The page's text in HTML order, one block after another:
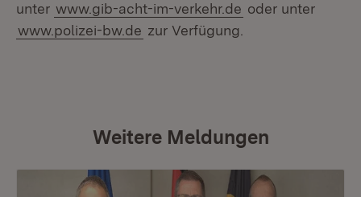
unter www.gib-acht-im-verkehr.de oder unter
www.polizei-bw.de zur Verfügung.
Weitere Meldungen